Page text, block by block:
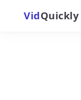
VidQuickly